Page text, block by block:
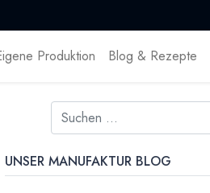
Produktion Blog & Rezepte
UNSER MANUFAKTUR BLOG